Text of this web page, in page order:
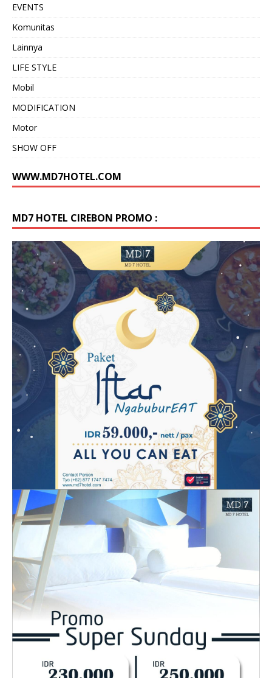
EVENTS
Komunitas
Lainnya
LIFE STYLE
Mobil
MODIFICATION
Motor
SHOW OFF
WWW.MD7HOTEL.COM
MD7 HOTEL CIREBON PROMO :